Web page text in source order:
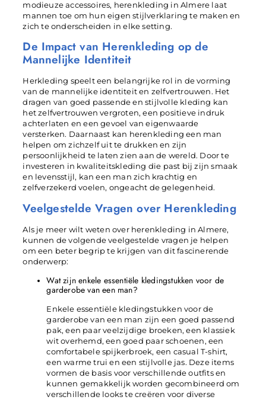
modieuze accessoires, herenkleding in Almere laat
mannen toe om hun eigen stijlverklaring te maken en
zich te onderscheiden in elke setting.
De Impact van Herenkleding op de
Mannelijke Identiteit
Herkleding speelt een belangrijke rol in de vorming
van de mannelijke identiteit en zelfvertrouwen. Het
dragen van goed passende en stijlvolle kleding kan
het zelfvertrouwen vergroten, een positieve indruk
achterlaten en een gevoel van eigenwaarde
versterken. Daarnaast kan herenkleding een man
helpen om zichzelf uit te drukken en zijn
persoonlijkheid te laten zien aan de wereld. Door te
investeren in kwaliteitskleding die past bij zijn smaak
en levensstijl, kan een man zich krachtig en
zelfverzekerd voelen, ongeacht de gelegenheid.
Veelgestelde Vragen over Herenkleding
Als je meer wilt weten over herenkleding in Almere,
kunnen de volgende veelgestelde vragen je helpen
om een beter begrip te krijgen van dit fascinerende
onderwerp:
Wat zijn enkele essentiële kledingstukken voor de
garderobe van een man?
Enkele essentiële kledingstukken voor de
garderobe van een man zijn een goed passend
pak, een paar veelzijdige broeken, een klassiek
wit overhemd, een goed paar schoenen, een
comfortabele spijkerbroek, een casual T-shirt,
een warme trui en een stijlvolle jas. Deze items
vormen de basis voor verschillende outfits en
kunnen gemakkelijk worden gecombineerd om
verschillende looks te creëren voor diverse